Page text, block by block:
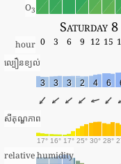
O3
Saturday 8
hour 0 3 6 9 12 15
ល្បឿនខ្យល់
3 3 3 2 4 6
សីតុណ្ហភាព
17° 16° 17° 25° 30° 28°
relative humidity